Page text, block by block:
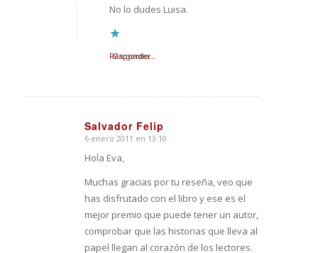
No lo dudes Luisa.
Cargando...
Responder
Salvador Felip
Dice:
6 enero 2011 en 13:10
Hola Eva,
Muchas gracias por tu reseña, veo que
has disfrutado con el libro y ese es el
mejor premio que puede tener un autor,
comprobar que las historias que lleva al
papel llegan al corazón de los lectores.